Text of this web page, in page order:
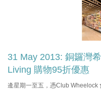
31 May 2013: 銅鑼灣
Living 購物95折優惠
逄星期一至五，憑Club Wheelock